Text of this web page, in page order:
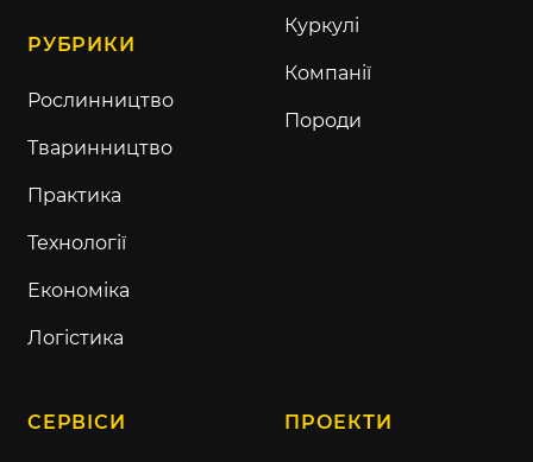
РУБРИКИ
Рослинництво
Тваринництво
Практика
Технології
Економіка
Логістика
Куркулі
Компанії
Породи
СЕРВІСИ ПРОЕКТИ